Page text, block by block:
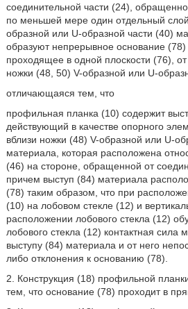
соединительной части (24),
по меньшей мере один отдельный
образной или U-образной части (40)
образуют непрерывное основание
проходящее в одной плоскости (76),
ножки (48, 50) V-образной или U-
отличающаяся тем, что
профильная планка (10) содержит
действующий в качестве опорного
вблизи ножки (48) V-образной или U-
материала, которая расположена
(46) на стороне, обращенной от
причем выступ (84) материала
(78) таким образом, что при
(10) на лобовом стекле (12) и
расположении лобового стекла (12)
лобового стекла (12) контактная сила
выступу (84) материала и от него
либо отклонения к основанию (78).
2. Конструкция (18) профильной
тем, что основание (78) проходит в